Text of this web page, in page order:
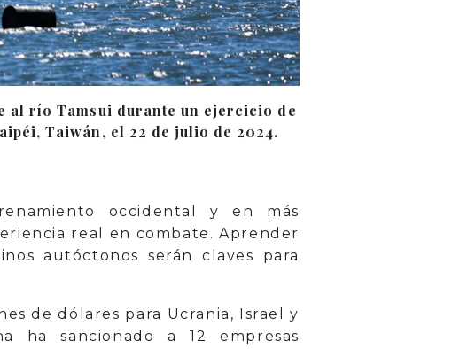
al río Tamsui durante un ejercicio de
Taiwán, el 22 de julio de 2024.
occidental y en más
real en combate. Aprender
autóctonos serán claves para
de dólares para Ucrania, Israel y
ha sancionado a 12 empresas